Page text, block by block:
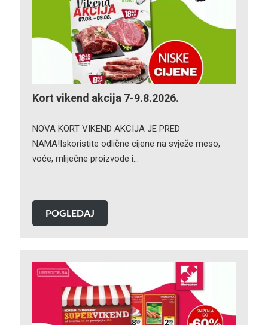
Kort vikend akcija 7-9.8.2026.
NOVA KORT VIKEND AKCIJA JE PRED
NAMA!Iskoristite odlične cijene na svježe meso,
voće, mliječne proizvode i…
POGLEDAJ